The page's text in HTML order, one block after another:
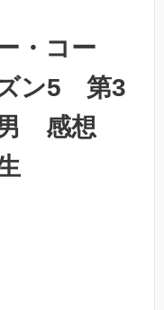
・コー
ン5 第3
男 感想